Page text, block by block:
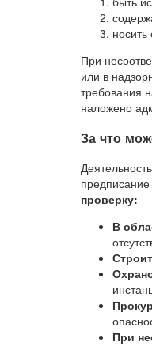
При
или в
требования
наложено
За что
проверку:
В
При